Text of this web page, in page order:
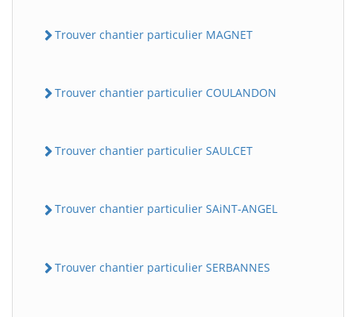
Trouver chantier particulier MAGNET
Trouver chantier particulier COULANDON
Trouver chantier particulier SAULCET
Trouver chantier particulier SAiNT-ANGEL
Trouver chantier particulier SERBANNES